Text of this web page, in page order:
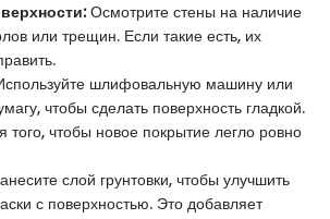
Осмотрите стены на наличие
или трещин. Если такие есть, их
шлифовальную машину или
чтобы сделать поверхность гладкой.
того, чтобы новое покрытие легло ровно
слой грунтовки, чтобы улучшить
с поверхностью. Это добавляет